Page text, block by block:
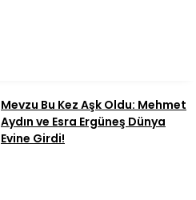
Mevzu Bu Kez Aşk Oldu: Mehmet
Aydın ve Esra Ergüneş Dünya
Evine Girdi!